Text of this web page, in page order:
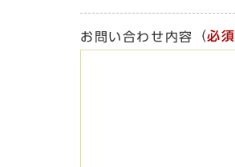
お問い合わせ内容 （必須